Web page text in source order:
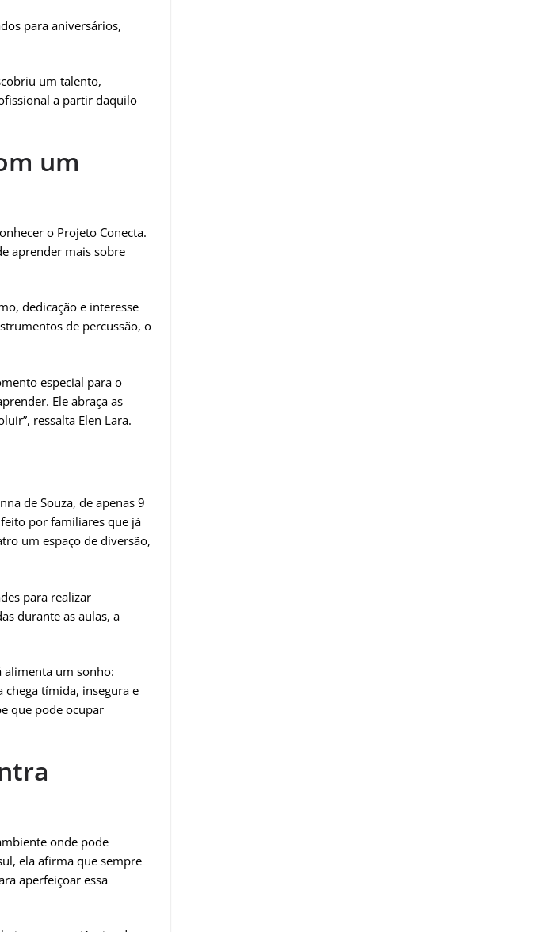
para aniversários,
um talento,
a partir daquilo
um
o Projeto Conecta.
aprender mais sobre
dedicação e interesse
de percussão, o
especial para o
Ele abraça as
ressalta Elen Lara.
de Souza, de apenas 9
por familiares que já
um espaço de diversão,
para realizar
durante as aulas, a
alimenta um sonho:
chega tímida, insegura e
que pode ocupar
onde pode
ela afirma que sempre
aperfeiçoar essa